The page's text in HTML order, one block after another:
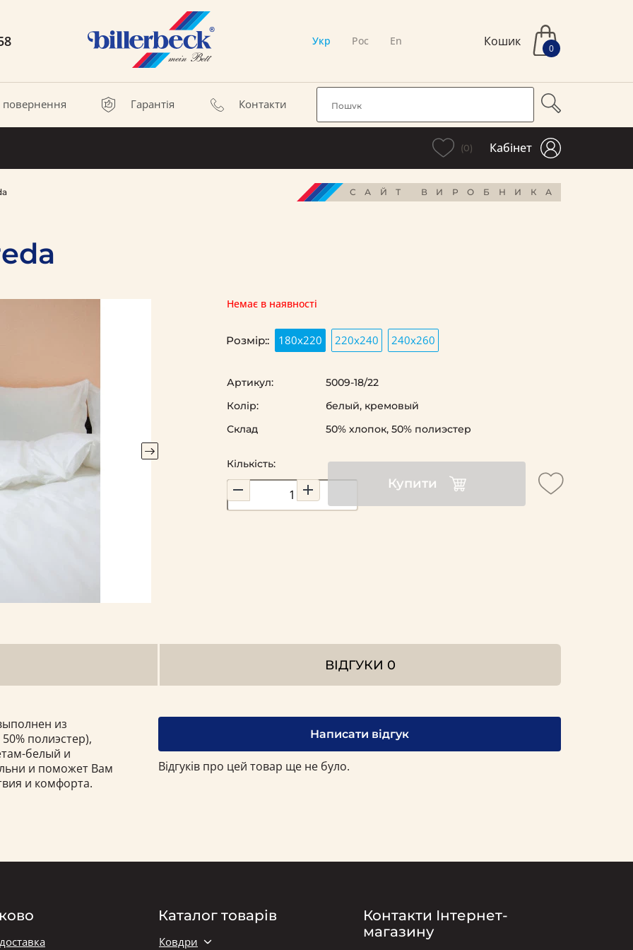
Укр Рос En Кошик 0
повернення Гарантія Контакти
(0) Кабінет
САЙТ ВИРОБНИКА
Немає в наявності
Розмір:: 180x220 220х240 240х260
Кількість:
Купити
Артикул:
5009-18/22
Колір:
белый, кремовый
Склад
50% хлопок, 50% полиэстер
ВІДГУКИ 0
из
полиэстер),
белый и
и поможет Вам
и комфорта.
Написати відгук
Відгуків про цей товар ще не було.
Каталог товарів
Ковдри
Контакти Інтернет-
магазину